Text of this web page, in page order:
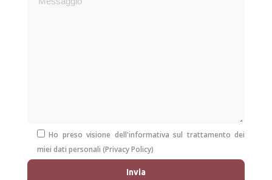
Ho preso visione dell'informativa sul trattamento dei
miei dati personali (Privacy Policy)